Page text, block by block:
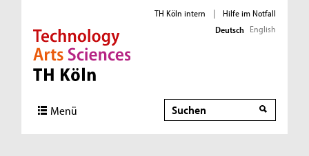
Direkt zur Hauptnavigation
Direkt zur Subnavigation
Direkt zum Inhalt
Direkt zum Fußbereich
TH Köln intern |
Hilfe im Notfall
Deutsch English
Menü Suche
Suche